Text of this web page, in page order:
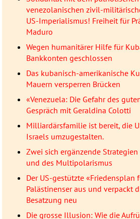
venezolanischen zivil-
US-Imperialismus! Freiheit für
Maduro
Wegen humanitärer Hilfe für
Bankkonten geschlossen
Das kubanisch-amerikanische
Mauern versperren Brücken
«Venezuela: Die Gefahr des
Gespräch mit Geraldina Colotti
Milliardärsfamilie ist bereit, die
Israels umzugestalten.
Zwei sich ergänzende
und des Multipolarismus
Der US-gestützte «Friedensplan
Palästinenser aus und verpackt
Besatzung neu
Die grosse Illusion: Wie die